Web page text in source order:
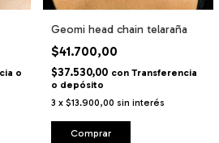
o
Geomi head chain telaraña
$41.700,00
$37.530,00 con Transferencia
o depósito
3 x $13.900,00 sin interés
Comprar